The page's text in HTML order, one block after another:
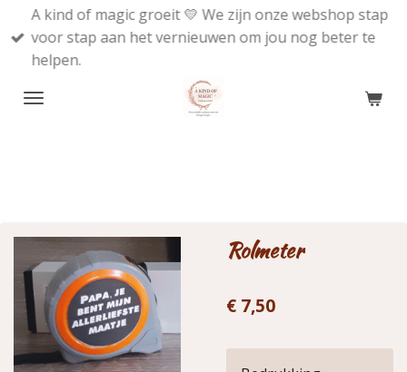
direct
naar
A kind of magic groeit 💛 We zijn onze webshop stap
voor stap aan het vernieuwen om jou nog beter te
helpen.
Rolmeter
€ 7,50